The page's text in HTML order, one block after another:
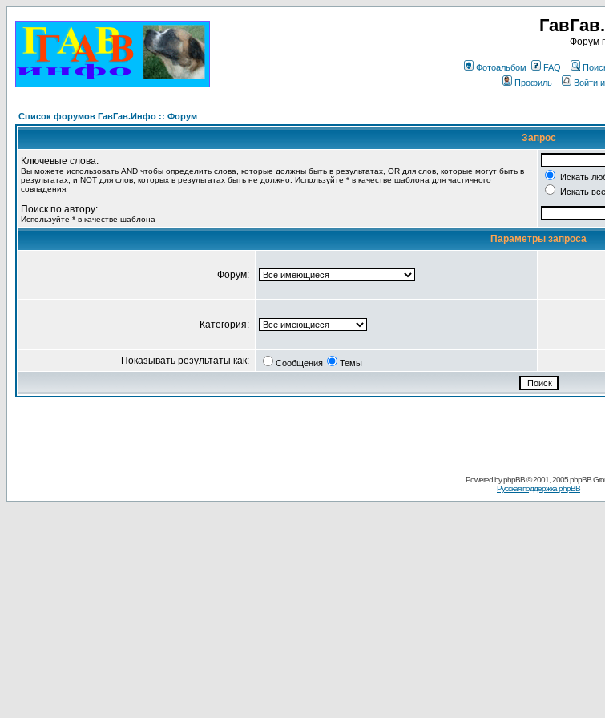
Форум
Фотоальбом FAQ
Профиль
Войти
Список форумов ГавГав.Инфо :: Форум
Запрос
Ключевые слова:
Вы можете использовать AND чтобы определить слова, которые должны быть в результатах, OR для слов, которые могут быть в
результатах, и NOT для слов, которых в результатах быть не должно. Используйте * в качестве шаблона для частичного
совпадения.
Искать
Искать
Поиск по автору:
Используйте * в качестве шаблона
Параметры запроса
Форум:
Категория:
Показывать результаты как: Сообщения Темы
Powered byphpBB© 2001, 2005 phpBB
Русская поддержка phpBB